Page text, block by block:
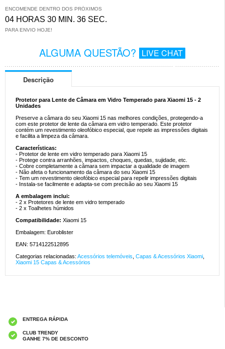
ENCOMENDE DENTRO DOS PRÓXIMOS
04 HORAS 30 MIN. 36 SEC.
PARA ENVIO HOJE!
ALGUMA QUESTÃO? LIVE CHAT
Descrição
Protetor para Lente de Câmara em Vidro Temperado para Xiaomi 15 - 2
Unidades
Preserve a câmara do seu Xiaomi 15 nas melhores condições, protegendo-a
com este protetor de lente da câmara em vidro temperado. Este protetor
contém um revestimento oleofóbico especial, que repele as impressões digitais
e facilita a limpeza da câmara.
Características:
- Protetor de lente em vidro temperado para Xiaomi 15
- Protege contra arranhões, impactos, choques, quedas, sujidade, etc.
- Cobre completamente a câmara sem impactar a qualidade de imagem
- Não afeta o funcionamento da câmara do seu Xiaomi 15
- Tem um revestimento oleofóbico especial para repelir impressões digitais
- Instala-se facilmente e adapta-se com precisão ao seu Xiaomi 15
A embalagem inclui:
- 2 x Protetores de lente em vidro temperado
- 2 x Toalhetes húmidos
Compatibilidade: Xiaomi 15
Embalagem: Euroblister
EAN: 5714122512895
Categorias relacionadas: Acessórios telemóveis Capas & Acessórios Xiaomi
Xiaomi 15 Capas & Acessórios
ENTREGA RÁPIDA
CLUB TRENDY
GANHE 7% DE DESCONTO